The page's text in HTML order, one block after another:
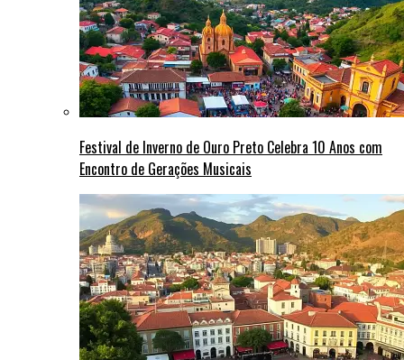
Festival de Inverno de Ouro Preto Celebra 10 Anos com
Encontro de Gerações Musicais